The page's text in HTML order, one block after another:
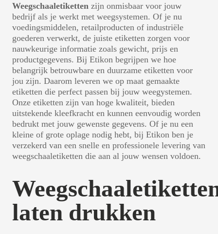
Weegschaaletiketten zijn onmisbaar voor jouw
bedrijf als je werkt met weegsystemen. Of je nu
voedingsmiddelen, retailproducten of industriële
goederen verwerkt, de juiste etiketten zorgen voor
nauwkeurige informatie zoals gewicht, prijs en
productgegevens. Bij Etikon begrijpen we hoe
belangrijk betrouwbare en duurzame etiketten voor
jou zijn. Daarom leveren we op maat gemaakte
etiketten die perfect passen bij jouw weegystemen.
Onze etiketten zijn van hoge kwaliteit, bieden
uitstekende kleefkracht en kunnen eenvoudig worden
bedrukt met jouw gewenste gegevens. Of je nu een
kleine of grote oplage nodig hebt, bij Etikon ben je
verzekerd van een snelle en professionele levering van
weegschaaletiketten die aan al jouw wensen voldoen.
laten drukken